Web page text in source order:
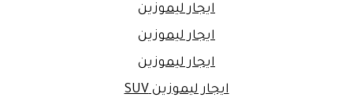
ايجار ليموزين
ايجار ليموزين
ايجار ليموزين
ايجار ليموزين SUV